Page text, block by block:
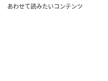
あわせて読みたいコンテンツ